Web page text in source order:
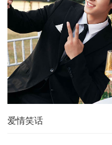
爱情笑话